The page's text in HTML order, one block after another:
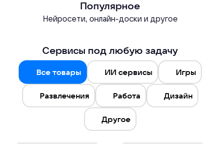
Популярное
Нейросети, онлайн-доски и другое
Сервисы под любую задачу
Все товары ИИ сервисы Игры
Развлечения Работа Дизайн
Другое